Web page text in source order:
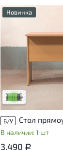
Новинка
У товара
следы
удобство его
Низкая степень
Б/У Стол
В наличии: 1 шт
3.490 Р